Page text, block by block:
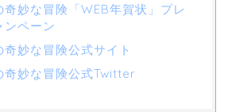
奇妙な冒険「WEB年賀状」プレ
ンペーン
奇妙な冒険公式サイト
奇妙な冒険公式Twitter